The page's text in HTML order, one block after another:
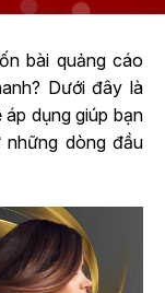
bài quảng cáo
Dưới đây là
dụng giúp bạn
những dòng đầu